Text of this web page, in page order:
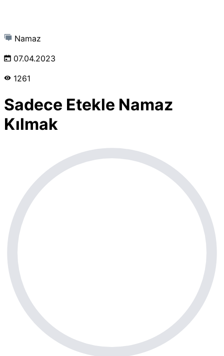
Namaz
07.04.2023
1261
Sadece Etekle Namaz
Kılmak